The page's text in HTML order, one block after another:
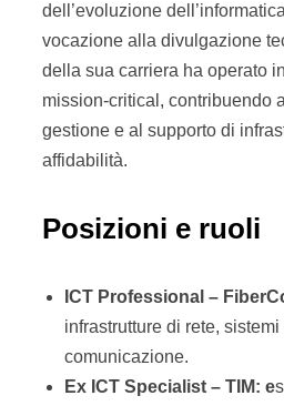
dell’evoluzione
vocazione alla divulgazione
della sua carriera ha operato
mission-critical, contribuendo
gestione e al supporto di
affidabilità.
Posizioni e ruoli
ICT Professional –
infrastrutture di rete,
comunicazione.
Ex ICT Specialist – TIM: e